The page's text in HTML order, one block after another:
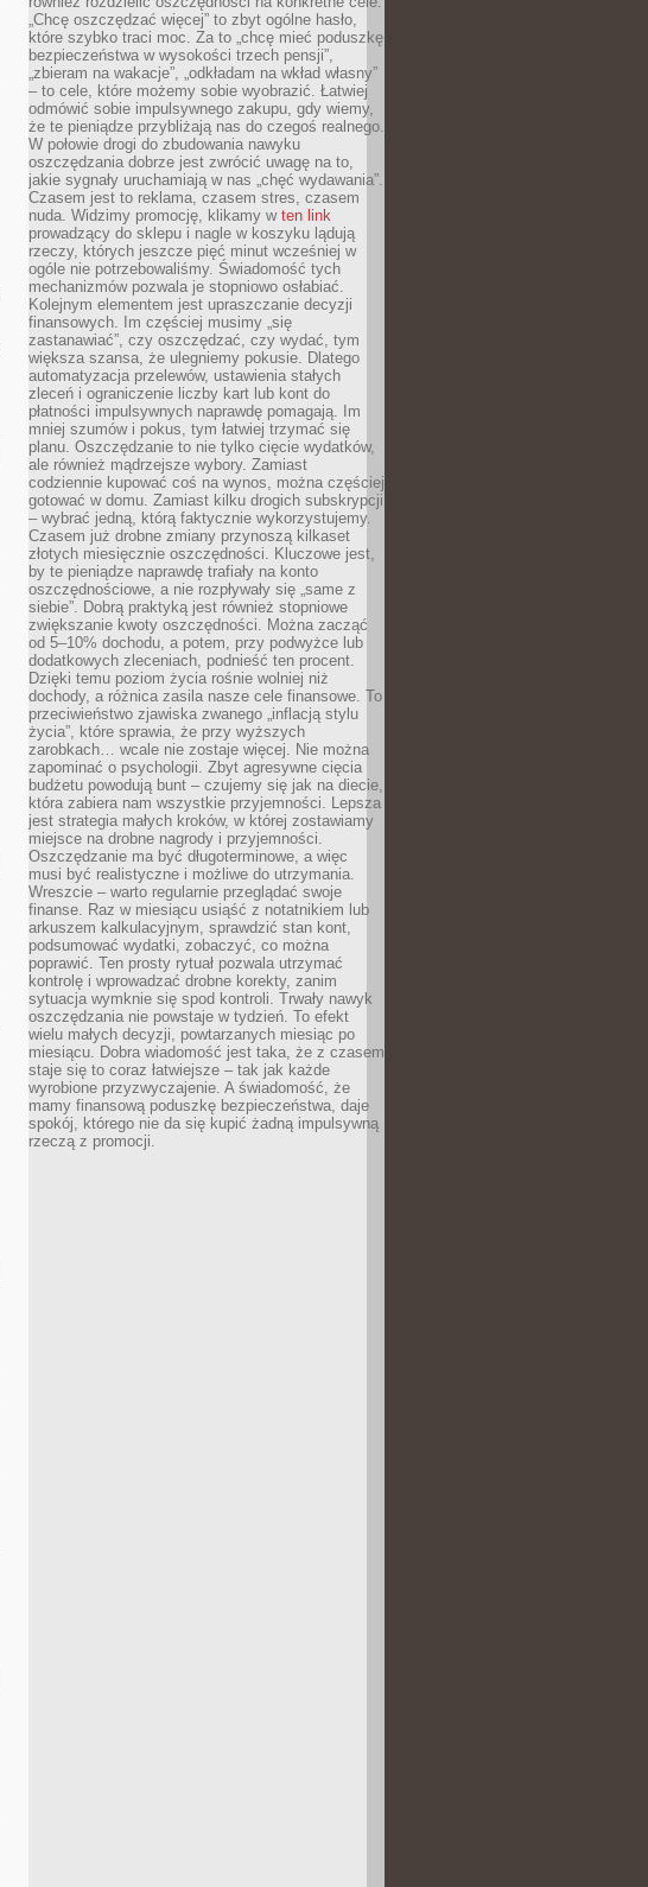
„Chcę oszczędzać więcej” to zbyt ogólne hasło,
które szybko traci moc. Za to „chcę mieć poduszkę
bezpieczeństwa w wysokości trzech pensji”,
„zbieram na wakacje”, „odkładam na wkład własny”
– to cele, które możemy sobie wyobrazić. Łatwiej
odmówić sobie impulsywnego zakupu, gdy wiemy,
że te pieniądze przybliżają nas do czegoś realnego.
W połowie drogi do zbudowania nawyku
oszczędzania dobrze jest zwrócić uwagę na to,
jakie sygnały uruchamiają w nas „chęć wydawania”.
Czasem jest to reklama, czasem stres, czasem
nuda. Widzimy promocję, klikamy w ten link
prowadzący do sklepu i nagle w koszyku lądują
rzeczy, których jeszcze pięć minut wcześniej w
ogóle nie potrzebowaliśmy. Świadomość tych
mechanizmów pozwala je stopniowo osłabiać.
Kolejnym elementem jest upraszczanie decyzji
finansowych. Im częściej musimy „się
zastanawiać”, czy oszczędzać, czy wydać, tym
większa szansa, że ulegniemy pokusie. Dlatego
automatyzacja przelewów, ustawienia stałych
zleceń i ograniczenie liczby kart lub kont do
płatności impulsywnych naprawdę pomagają. Im
mniej szumów i pokus, tym łatwiej trzymać się
planu. Oszczędzanie to nie tylko cięcie wydatków,
ale również mądrzejsze wybory. Zamiast
codziennie kupować coś na wynos, można częściej
gotować w domu. Zamiast kilku drogich subskrypcji
– wybrać jedną, którą faktycznie wykorzystujemy.
Czasem już drobne zmiany przynoszą kilkaset
złotych miesięcznie oszczędności. Kluczowe jest,
by te pieniądze naprawdę trafiały na konto
oszczędnościowe, a nie rozpływały się „same z
siebie”. Dobrą praktyką jest również stopniowe
zwiększanie kwoty oszczędności. Można zacząć
od 5–10% dochodu, a potem, przy podwyżce lub
dodatkowych zleceniach, podnieść ten procent.
Dzięki temu poziom życia rośnie wolniej niż
dochody, a różnica zasila nasze cele finansowe. To
przeciwieństwo zjawiska zwanego „inflacją stylu
życia”, które sprawia, że przy wyższych
zarobkach… wcale nie zostaje więcej. Nie można
zapominać o psychologii. Zbyt agresywne cięcia
budżetu powodują bunt – czujemy się jak na diecie,
która zabiera nam wszystkie przyjemności. Lepsza
jest strategia małych kroków, w której zostawiamy
miejsce na drobne nagrody i przyjemności.
Oszczędzanie ma być długoterminowe, a więc
musi być realistyczne i możliwe do utrzymania.
Wreszcie – warto regularnie przeglądać swoje
finanse. Raz w miesiącu usiąść z notatnikiem lub
arkuszem kalkulacyjnym, sprawdzić stan kont,
podsumować wydatki, zobaczyć, co można
poprawić. Ten prosty rytuał pozwala utrzymać
kontrolę i wprowadzać drobne korekty, zanim
sytuacja wymknie się spod kontroli. Trwały nawyk
oszczędzania nie powstaje w tydzień. To efekt
wielu małych decyzji, powtarzanych miesiąc po
miesiącu. Dobra wiadomość jest taka, że z czasem
staje się to coraz łatwiejsze – tak jak każde
wyrobione przyzwyczajenie. A świadomość, że
mamy finansową poduszkę bezpieczeństwa, daje
spokój, którego nie da się kupić żadną impulsywną
rzeczą z promocji.